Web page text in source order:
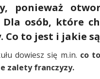
ponieważ
Dla osób, które
Co to jest i jakie
dowiesz się m.in. co
zalety franczyzy.